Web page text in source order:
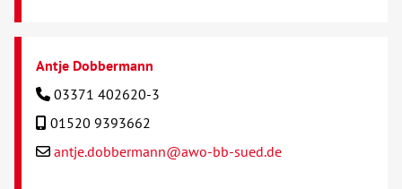
Antje Dobbermann
03371 402620-3
01520 9393662
antje.dobbermann@awo-bb-sued.de